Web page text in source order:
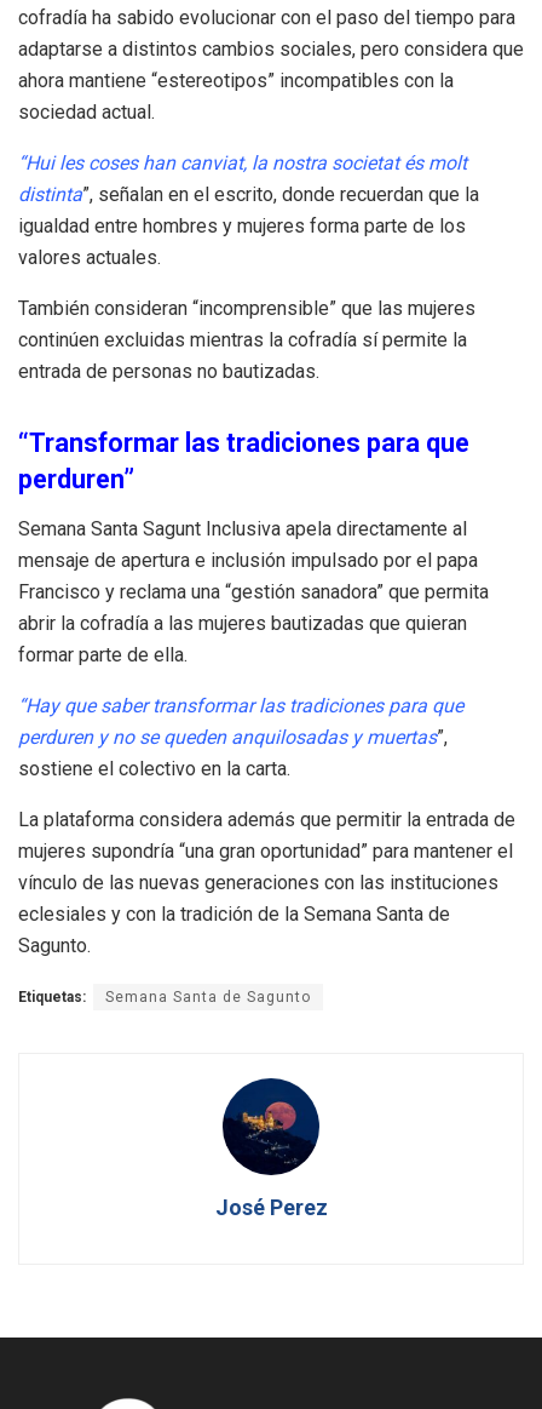
cofradía ha sabido evolucionar con el paso del tiempo para
adaptarse a distintos cambios sociales, pero considera que
ahora mantiene “estereotipos” incompatibles con la
sociedad actual.
“Hui les coses han canviat, la nostra societat és molt
distinta”, señalan en el escrito, donde recuerdan que la
igualdad entre hombres y mujeres forma parte de los
valores actuales.
También consideran “incomprensible” que las mujeres
continúen excluidas mientras la cofradía sí permite la
entrada de personas no bautizadas.
“Transformar las tradiciones para que
perduren”
Semana Santa Sagunt Inclusiva apela directamente al
mensaje de apertura e inclusión impulsado por el papa
Francisco y reclama una “gestión sanadora” que permita
abrir la cofradía a las mujeres bautizadas que quieran
formar parte de ella.
“Hay que saber transformar las tradiciones para que
perduren y no se queden anquilosadas y muertas”,
sostiene el colectivo en la carta.
La plataforma considera además que permitir la entrada de
mujeres supondría “una gran oportunidad” para mantener el
vínculo de las nuevas generaciones con las instituciones
eclesiales y con la tradición de la Semana Santa de
Sagunto.
Etiquetas: Semana Santa de Sagunto
José Perez